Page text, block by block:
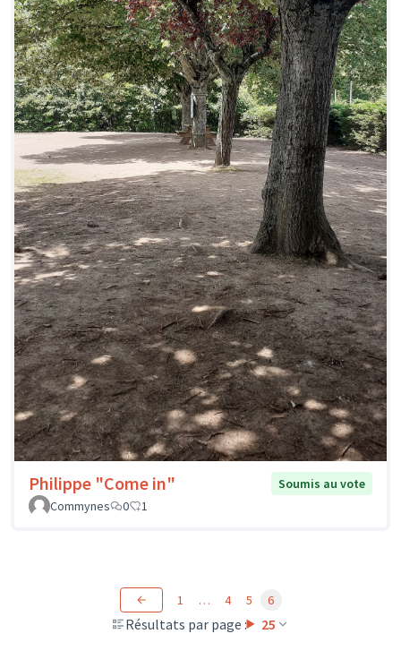
Philippe "Come in"
Soumis au vote
Commynes
0 1
Résultats par page : 25
1 … 4 5 6